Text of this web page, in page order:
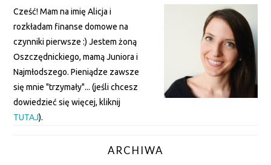
Cześć! Mam na imię Alicja i
rozkładam finanse domowe na
czynniki pierwsze :) Jestem żoną
Oszczędnickiego, mamą Juniora i
Najmłodszego. Pieniądze zawsze
się mnie "trzymały"... (jeśli chcesz
dowiedzieć się więcej, kliknij
TUTAJ).
ARCHIWA